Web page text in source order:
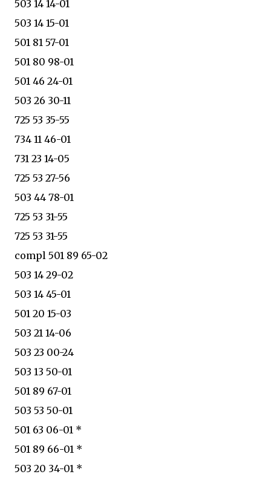
503 14 14-01
503 14 15-01
501 81 57-01
501 80 98-01
501 46 24-01
503 26 30-11
725 53 35-55
734 11 46-01
731 23 14-05
725 53 27-56
503 44 78-01
725 53 31-55
725 53 31-55
compl 501 89 65-02
503 14 29-02
503 14 45-01
501 20 15-03
503 21 14-06
503 23 00-24
503 13 50-01
501 89 67-01
503 53 50-01
501 63 06-01 *
501 89 66-01 *
503 20 34-01 *